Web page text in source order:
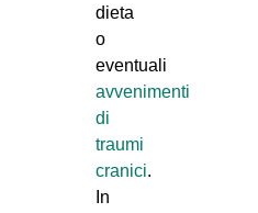
dieta
o
eventuali
avvenimenti
di
traumi
cranici.
In